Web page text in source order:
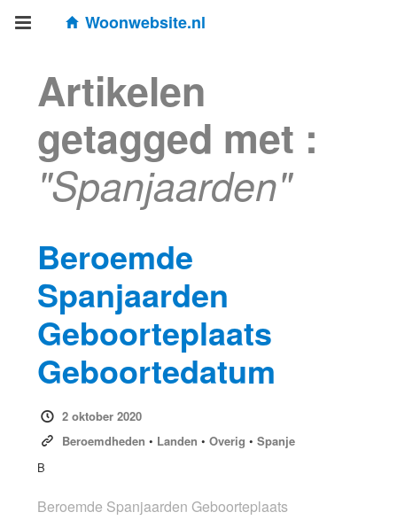
Woonwebsite.nl
Artikelen
getagged met :
"Spanjaarden"
Beroemde
Spanjaarden
Geboorteplaats
Geboortedatum
2 oktober 2020
Beroemdheden • Landen • Overig • Spanje
B
Beroemde Spanjaarden Geboorteplaats